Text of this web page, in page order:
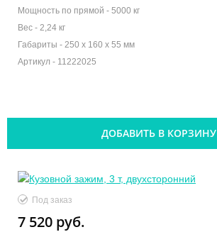
Мощность по прямой - 5000 кг
Вес - 2,24 кг
Габариты - 250 x 160 x 55 мм
Артикул - 11222025
ДОБАВИТЬ В КОРЗИНУ
Под заказ
7 520 руб.